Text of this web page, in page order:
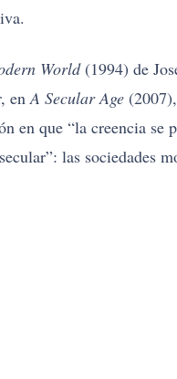
World(1994) de
en A Secular Age
en que “la creencia se
las sociedades